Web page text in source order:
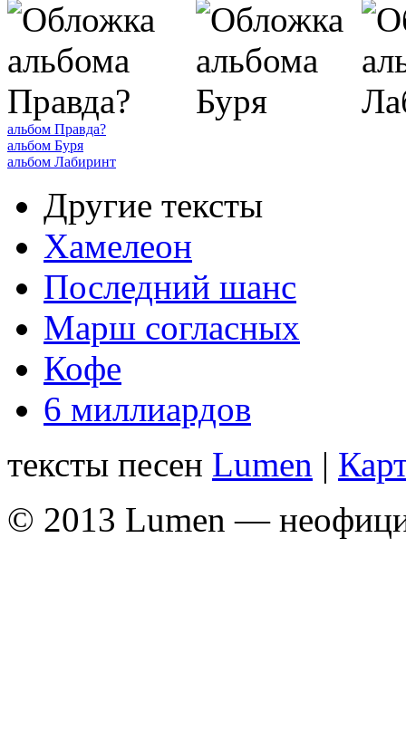
альбом Правда?
альбом Буря
альбом Лабиринт
Другие тексты
Хамелеон
Последний шанс
Марш согласных
Кофе
6 миллиардов
тексты песен Lumen |
© 2013 Lumen —